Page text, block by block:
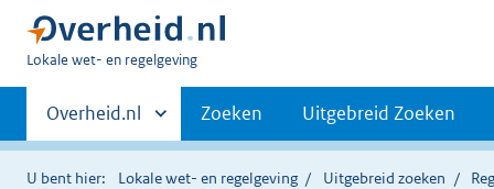
U
hier:
Lokale wet- en regelgeving
Primaire
navigatie
Andere
sites
binnen
Overheid.nl Zoeken Uitgebreid Zoeken
U bent hier: Lokale wet- en regelgeving Uitgebreid zoeken